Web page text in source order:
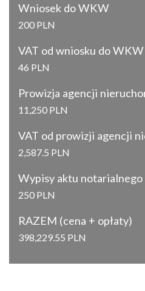
Wniosek do WKW
200 PLN
VAT od wniosku do WKW
46 PLN
Prowizja agencji
11,250 PLN
VAT od prowizji agencji
2,587.5 PLN
Wypisy aktu notarialnego
250 PLN
RAZEM (cena + opłaty)
398,229.55 PLN